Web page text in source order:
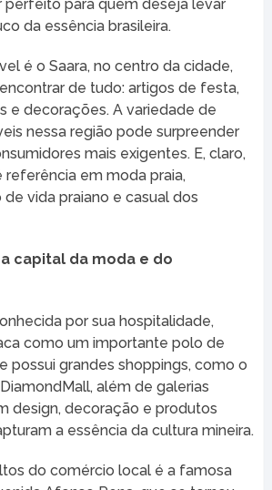
perfeito para quem deseja levar
da essência brasileira.
é o Saara, no centro da cidade,
de tudo: artigos de festa,
e decorações. A variedade de
nessa região pode surpreender
mais exigentes. E, claro,
referência em moda praia,
vida praiano e casual dos
capital da moda e do
por sua hospitalidade,
como um importante polo de
possui grandes shoppings, como o
além de galerias
design, decoração e produtos
a essência da cultura mineira.
do comércio local é a famosa